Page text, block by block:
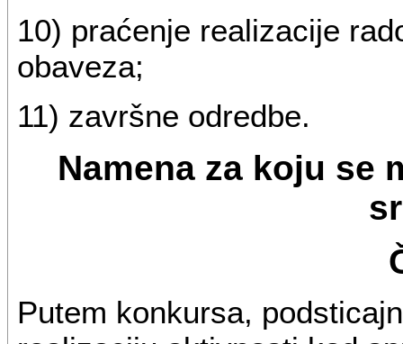
10) praćenje realizacije
obaveza;
11) završne odredbe.
Namena za koju se
Putem konkursa,